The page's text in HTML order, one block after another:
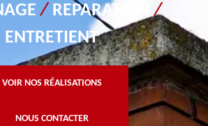
/ REPARATION/
ENTRETIENT
VOIR NOS RÉALISATIONS
NOUS CONTACTER